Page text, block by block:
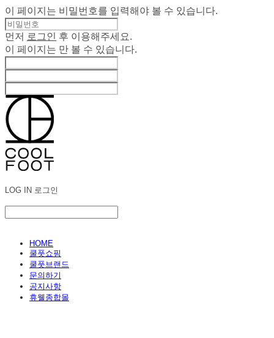
이 페이지는 비밀번호를 입력해야 볼 수 있습니다.
먼저 로그인
후 이용해주세요.
이 페이지는 만 볼 수 있습니다.
LOG IN 로그인
HOME
쿨풋쇼핑
쿨풋브랜드
문의하기
공지사항
휴웰종합몰